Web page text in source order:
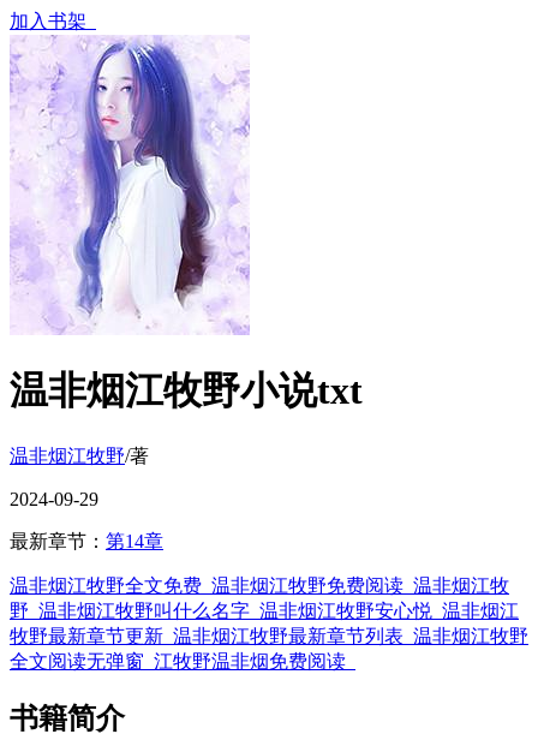
加入书架
温非烟江牧野小说txt
温非烟江牧野/著
2024-09-29
最新章节： 第14章
温非烟江牧野全文免费 温非烟江牧野免费阅读 温非烟江牧
野 温非烟江牧野叫什么名字 温非烟江牧野安心悦 温非烟江
牧野最新章节更新 温非烟江牧野最新章节列表 温非烟江牧野
全文阅读无弹窗 江牧野温非烟免费阅读
书籍简介